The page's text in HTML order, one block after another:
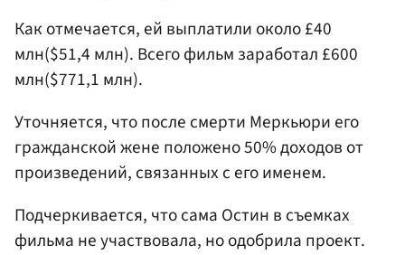
Как отмечается, ей выплатили около £40
млн($51,4 млн). Всего фильм заработал £600
млн($771,1 млн).
Уточняется, что после смерти Меркьюри его
гражданской жене положено 50% доходов от
произведений, связанных с его именем.
Подчеркивается, что сама Остин в съемках
фильма не участвовала, но одобрила проект.